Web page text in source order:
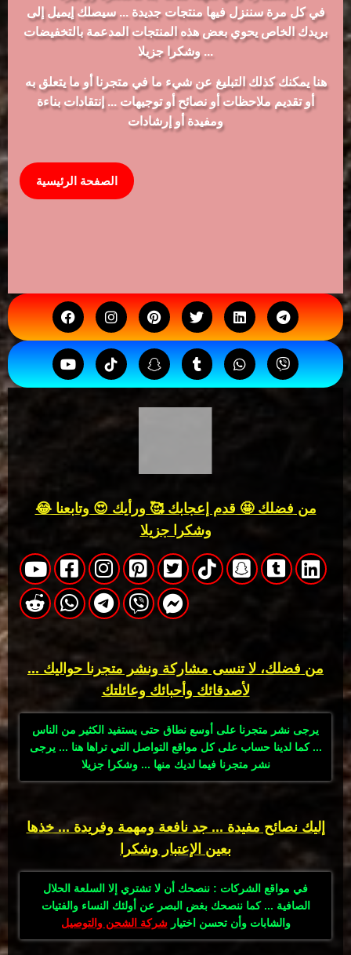
في كل مرة سننزل فيها منتجات جديدة ... سيصلك إيميل إلى
بريدك الخاص يحوي بعض هذه المنتجات المدعمة بالتخفيضات
... وشكرا جزيلا
هنا يمكنك كذلك التبليغ عن شيء ما في متجرنا أو ما يتعلق به
أو تقديم ملاحظات أو نصائح أو توجيهات ... إنتقادات بناءة
ومفيدة أو إرشادات
الصفحة الرئيسية
من فضلك 🤩 قدم إعجابك 🥰 ورأيك 😍 وتابعنا 😂
وشكرا جزيلا
من فضلك، لا تنسى مشاركة ونشر متجرنا حواليك ...
لأصدقائك وأحبائك وعائلتك
يرجى نشر متجرنا على أوسع نطاق حتى يستفيد الكثير من الناس
... كما لدينا حساب على كل مواقع التواصل التي تراها هنا ... يرجى
نشر متجرنا فيما لديك منها ... وشكرا جزيلا
إليك نصائح مفيدة ... جد نافعة ومهمة وفريدة ... خذها
بعين الإعتبار وشكرا
في مواقع الشركات : ننصحك أن لا تشتري إلا السلعة الحلال
الصافية ... كما ننصحك بغض البصر عن أولئك النساء والفتيات
والشابات وأن تحسن اختيارشركة الشحن والتوصيل